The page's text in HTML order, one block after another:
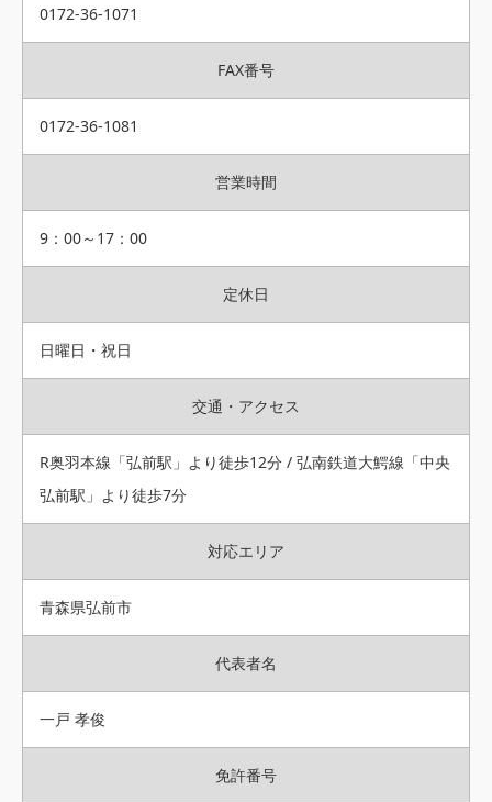
0172-36-1071
FAX番号
0172-36-1081
営業時間
9：00～17：00
定休日
日曜日・祝日
交通・アクセス
R奥羽本線「弘前駅」より徒歩12分 / 弘南鉄道大鰐線「中央
弘前駅」より徒歩7分
対応エリア
青森県弘前市
代表者名
一戸 孝俊
免許番号